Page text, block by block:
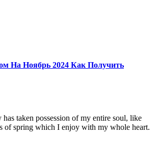
На Ноябрь 2024 Как Получить
taken possession of my entire soul, like
of spring which I enjoy with my whole heart.